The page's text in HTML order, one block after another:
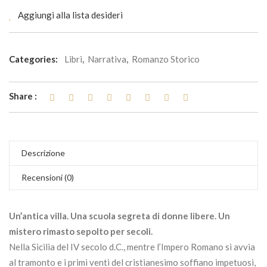
Aggiungi alla lista desideri
Categories: Libri, Narrativa, Romanzo Storico
Share :
Descrizione
Recensioni (0)
Un’antica villa. Una scuola segreta di donne libere. Un
mistero rimasto sepolto per secoli.
Nella Sicilia del IV secolo d.C., mentre l’Impero Romano si avvia
al tramonto e i primi venti del cristianesimo soffiano impetuosi,